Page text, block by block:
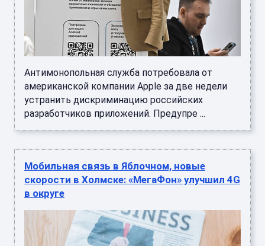
Антимонопольная служба потребовала от
американской компании Apple за две недели
устранить дискриминацию российских
разработчиков приложений. Предупре ...
Мобильная связь в Яблочном, новые
скорости в Холмске: «МегаФон» улучшил 4G
в округе